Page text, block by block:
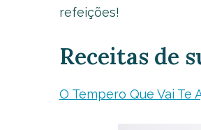
refeições!
Receitas de
O Tempero Que Vai